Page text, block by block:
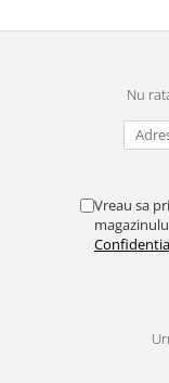
Nu
Vreau sa